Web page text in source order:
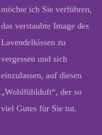
möchte ich Sie verführen,
das verstaubte Image des
Lavendelkissen zu
vergessen und sich
einzulassen, auf diesen
„Wohlfühlduft“, der so
viel Gutes für Sie tut.